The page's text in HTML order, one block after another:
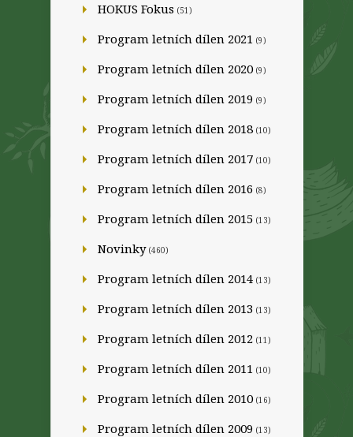
HOKUS Fokus (51)
Program letních dílen 2021 (9)
Program letních dílen 2020 (9)
Program letních dílen 2019 (9)
Program letních dílen 2018 (10)
Program letních dílen 2017 (10)
Program letních dílen 2016 (8)
Program letních dílen 2015 (13)
Novinky(460)
Program letních dílen 2014 (13)
Program letních dílen 2013 (13)
Program letních dílen 2012 (11)
Program letních dílen 2011 (10)
Program letních dílen 2010 (16)
Program letních dílen 2009 (13)